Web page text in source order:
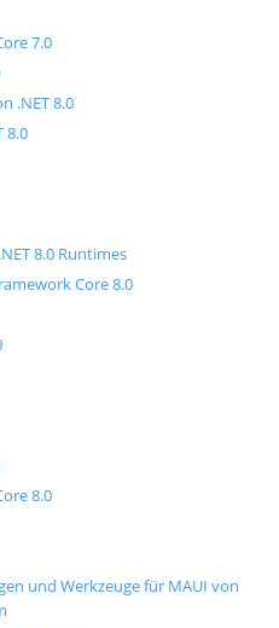
7.0
.NET 8.0
8.0
8.0 Runtimes
Core 8.0
8.0
und Werkzeuge für MAUI von